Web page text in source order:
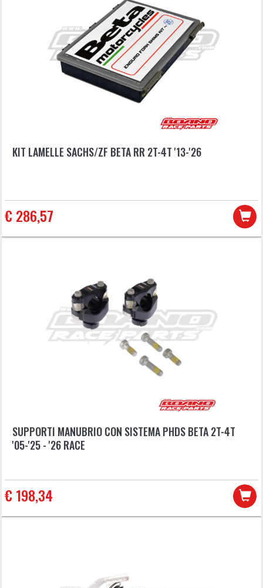
KIT LAMELLE SACHS/ZF BETA RR 2T-4T '13-'26
€ 286,57
SUPPORTI MANUBRIO CON SISTEMA PHDS BETA 2T-4T
'05-'25 - '26 RACE
€ 198,34